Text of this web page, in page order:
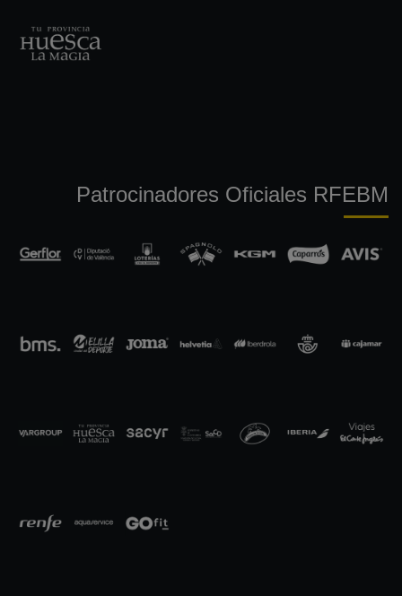
Patrocinadores Oficiales RFEBM